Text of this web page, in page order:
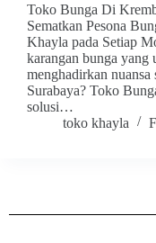
Toko Bunga Di
Sematkan Pesona
Khayla pada Setiap
karangan bunga yang
menghadirkan
Surabaya? Toko
solusi…
toko khayla